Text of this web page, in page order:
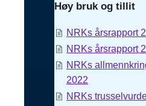
Høy bruk og tillit
NRKs årsrapport
NRKs årsrapport
NRKs
2022
NRKs